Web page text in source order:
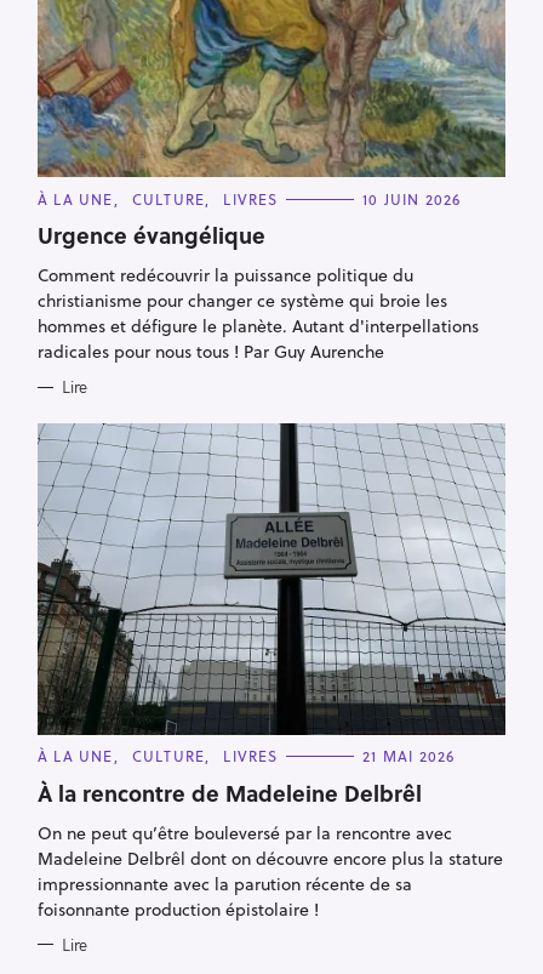
C
T
E
O
I
E
S
À LA UNE CULTURE LIVRES 10 JUIN 2026
Urgence évangélique
Comment redécouvrir la puissance politique du
christianisme pour changer ce système qui broie les
hommes et défigure le planète. Autant d'interpellations
radicales pour nous tous ! Par Guy Aurenche
Lire
C
T
E
O
R
I
E
S
À LA UNE CULTURE LIVRES 21 MAI 2026
À la rencontre de Madeleine Delbrêl
On ne peut qu’être bouleversé par la rencontre avec
Madeleine Delbrêl dont on découvre encore plus la stature
impressionnante avec la parution récente de sa
foisonnante production épistolaire !
Lire